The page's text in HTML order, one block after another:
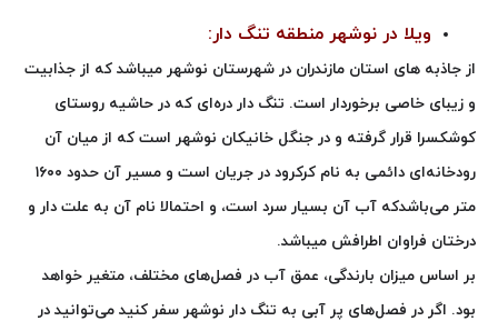
ویلا در نوشهر منطقه تنگ دار:
از جاذبه های استان مازندران در شهرستان نوشهر میباشد که از جذابیت
و زیبای خاصی برخوردار است. تنگ ‌دار دره‌ای که در حاشیه روستای
کوشکسرا قرار گرفته و در جنگل خانیکان نوشهر است که از میان آن
رودخانه‌ای دائمی به نام کرکرود در جریان است و مسیر آن حدود ۱۶۰۰
متر می‌باشدکه آب آن بسیار سرد است، و احتمالا نام آن به علت دار و
درختان فراوان اطرافش میباشد.
بر اساس میزان بارندگی، عمق آب در فصل‌های مختلف، متغیر خواهد
بود. اگر در فصل‌های پر آبی به تنگ دار نوشهر سفر کنید می‌توانید در